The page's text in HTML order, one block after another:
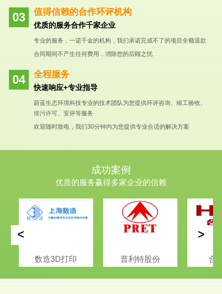
值得信赖的合作环评机构
优质的服务合作千家企业
专业的服务，一诺千金的机构，我们承诺完成不了的项目全额退款
合同期间不产生任何费用，消除您的后顾之忧
全程服务
快速响应+专业指导
蔚蓝生态环境科技专业的技术团队为您提供环评咨询、竣工验收、
排污许可、安评等服务
欢迎随时致电，我们30分钟内为您提供专业合适的解决方案
成功案例
优质的服务赢得多家企业的信赖
数造3D打印 普利特股份 合
< >